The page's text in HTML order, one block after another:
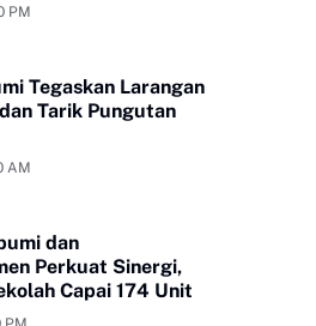
PM
Tegaskan Larangan
Tarik Pungutan
AM
dan
Perkuat Sinergi,
Capai 174 Unit